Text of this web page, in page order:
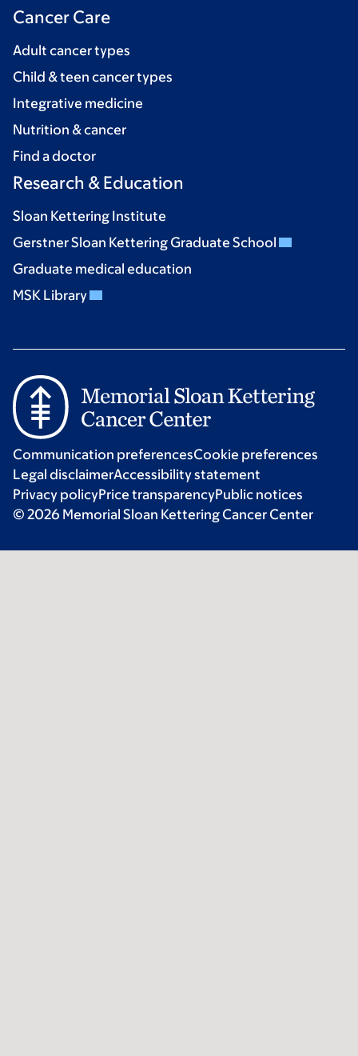
Cancer Care
Adult cancer types
Child & teen cancer types
Integrative medicine
Nutrition & cancer
Find a doctor
Research & Education
Sloan Kettering Institute
Gerstner Sloan Kettering Graduate School
Graduate medical education
MSK Library
Communication preferencesCookie preferences
Legal disclaimerAccessibility statement
Privacy policyPrice transparencyPublic notices
© 2026 Memorial Sloan Kettering Cancer Center